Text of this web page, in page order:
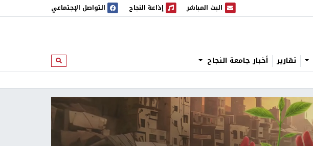
البث المباشر
البث المباشر إذاعة النجاح
إذاعة النجاح التواصل الإجتماعي
تقارير أخبار جامعة النجاح ابحث